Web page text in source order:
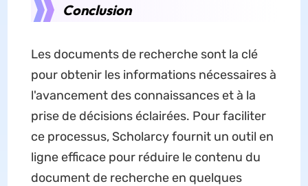
Conclusion
Les documents de recherche sont la clé
pour obtenir les informations nécessaires à
l'avancement des connaissances et à la
prise de décisions éclairées. Pour faciliter
ce processus, Scholarcy fournit un outil en
ligne efficace pour réduire le contenu du
document de recherche en quelques